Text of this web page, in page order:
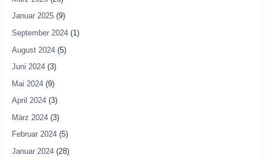
Januar 2025(9)
September 2024(1)
August 2024(5)
Juni 2024(3)
Mai 2024(9)
April 2024(3)
März 2024(3)
Februar 2024(5)
Januar 2024(28)